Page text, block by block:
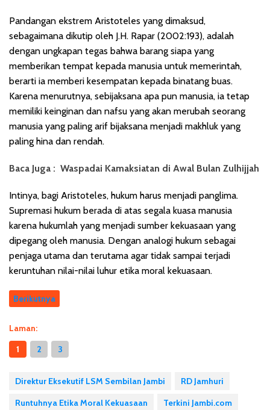
Pandangan ekstrem Aristoteles yang dimaksud,
sebagaimana dikutip oleh J.H. Rapar (2002:193), adalah
dengan ungkapan tegas bahwa barang siapa yang
memberikan tempat kepada manusia untuk memerintah,
berarti ia memberi kesempatan kepada binatang buas.
Karena menurutnya, sebijaksana apa pun manusia, ia tetap
memiliki keinginan dan nafsu yang akan merubah seorang
manusia yang paling arif bijaksana menjadi makhluk yang
paling hina dan rendah.
Baca Juga : Waspadai Kamaksiatan di Awal Bulan Zulhijjah
Intinya, bagi Aristoteles, hukum harus menjadi panglima.
Supremasi hukum berada di atas segala kuasa manusia
karena hukumlah yang menjadi sumber kekuasaan yang
dipegang oleh manusia. Dengan analogi hukum sebagai
penjaga utama dan terutama agar tidak sampai terjadi
keruntuhan nilai-nilai luhur etika moral kekuasaan.
Berikutnya
Laman:
1
2 3
Direktur Eksekutif LSM Sembilan Jambi
RD Jamhuri
Runtuhnya Etika Moral Kekuasaan
Terkini Jambi.com